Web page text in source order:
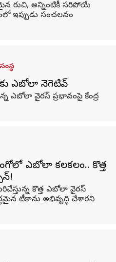
రుచి, అన్నింటికీ సరిపోయే
ఇప్పుడు సంచలనం
ఎబోలా నెగెటివ్
ఎబోలా వైరస్ ప్రభావంపై కేంద్ర
ఎబోలా కలకలం.. కొత్త
కొత్త ఎబోలా వైరస్
టీకాను అభివృద్ధి చేశారని